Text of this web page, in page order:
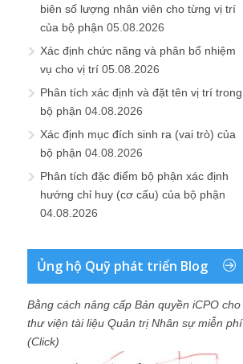
biên số lượng nhân viên cho từng vị trí
của bộ phận 05.08.2026
Xác định chức năng và phân bổ nhiệm
vụ cho vị trí 05.08.2026
Phân tích xác định và đặt tên vị trí trong
bộ phận 04.08.2026
Xác định mục đích sinh ra (vai trò) của
bộ phận 04.08.2026
Phân tích đặc điểm bộ phận xác định
hướng chỉ huy (cơ cấu) của bộ phận
04.08.2026
Ủng hộ Quỹ phát triển Blog
Bằng cách nâng cấp Bản quyền iCPO cho
thư viện tài liệu Quản trị Nhân sự miễn phí
(Click)